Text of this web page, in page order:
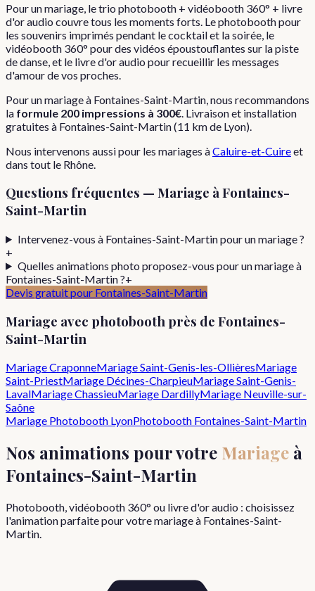
Pour un mariage, le trio photobooth + vidéobooth 360° + livre
d'or audio couvre tous les moments forts. Le photobooth pour
les souvenirs imprimés pendant le cocktail et la soirée, le
vidéobooth 360° pour des vidéos époustouflantes sur la piste
de danse, et le livre d'or audio pour recueillir les messages
d'amour de vos proches.
Pourunmariageà Fontaines-Saint-Martin , nous recommandons
la formule 200 impressions à 300€ . Livraison et installation
gratuites à Fontaines-Saint-Martin(11 km de Lyon).
Nous intervenons aussi pour les mariages àCaluire-et-Cuireet
dans tout le Rhône
Questions fréquentes — Mariage àFontaines-
Saint-Martin
Intervenez-vous à Fontaines-Saint-Martin pour un mariage ?
+
Quelles animations photo proposez-vous pour un mariage à
Fontaines-Saint-Martin ?+
Devis gratuit pour Fontaines-Saint-Martin
Mariage avec photobooth près de Fontaines-
Saint-Martin
MariageCraponneMariageSaint-Genis-les-OllièresMariage
Saint-PriestMariage Décines-CharpieuMariageSaint-Genis-
LavalMariageChassieuMariage DardillyMariage Neuville-sur-
Saône
Mariage Photobooth LyonPhotobooth Fontaines-Saint-Martin
Nos animations pour votre Mariage à
Fontaines-Saint-Martin
Photobooth, vidéobooth 360° ou livre d'or audio : choisissez
l'animation parfaite pour votremariageà Fontaines-Saint-
Martin.